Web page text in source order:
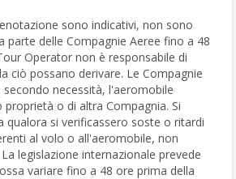
sono indicativi, non sono
delle Compagnie Aeree fino a 48
Operator non è responsabile di
ciò possano derivare. Le Compagnie
necessità, l'aeromobile
o di altra Compagnia. Si
qualora si verificassero soste o ritardi
al volo o all'aeromobile, non
legislazione internazionale prevede
variare fino a 48 ore prima della